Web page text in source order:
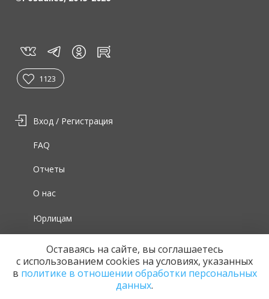
vk tg in rt
1123
Вход / Регистрация
Для волонтеров
Юрлицам
О нас
Отчеты
FAQ
Оставаясь на сайте, вы соглашаетесь
с использованием cookies на условиях, указанных
в политике в отношении обработки персональных
данных.